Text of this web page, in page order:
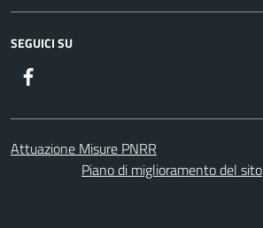
SEGUICI SU
Attuazione Misure PNRR
Piano di miglioramento del sito